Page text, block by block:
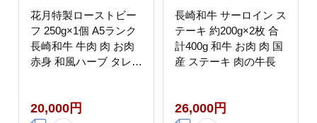
花月特製ローストビー
フ 250g×1個 A5ランク
長崎和牛 牛肉 肉 お肉
赤身 和風ハーブ タレ
20,000円
長崎和牛 サーロイン ス
テーキ 約200g×2枚 合
計400g 和牛 お肉 肉 国
産 ステーキ 肉の牛長
26,000円